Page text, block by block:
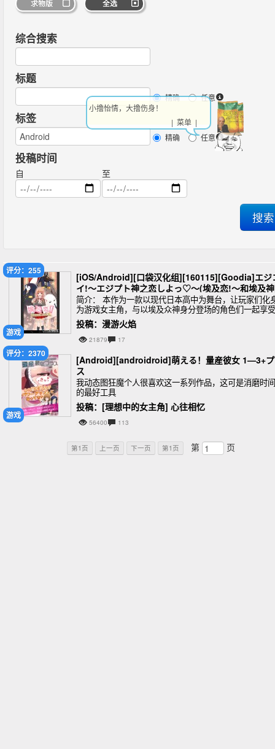
求物版 全选
综合搜索
标题
精确 任意
标签
精确 任意
投稿时间
自 至
游戏
评分：255
[iOS/Android][口袋汉化组][160115][Goodia]エジ
イ!～エジプト神之恋しよっ♡～(埃及恋!～和埃及
爱吧！♡～)
简介： 本作为一款以现代日本高中为舞台，让玩家们化
为游戏女主角，与以埃及众神身分登场的角色们一起享受
令人心动不已的学园生活的春春学园恋爱游戏。游戏中登
场角色从同班同学、学长、学弟甚至包括老师在内，全
投稿：漫游火焰
21879 17
游戏
评分：2370
[Android][androidroid]萌える！量産彼女 1—3+
ス
我动态图狂魔个人很喜欢这一系列作品，这可是消磨时间
的最好工具
投稿：[理想中的女主角] 心往相忆
56400 113
第1页 上一页 下一页 第1页 第 页
小撸怡情，大撸伤身！
| 菜单 |